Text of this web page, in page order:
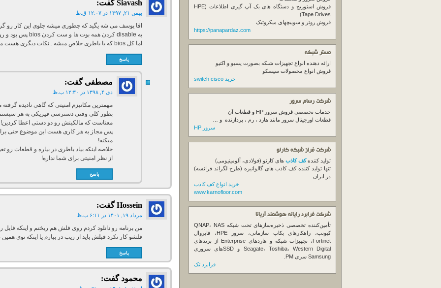
فروش استوریج و دستگاه های بک آپ گیری اطلاعات (HPE
Tape Drives)
فروش روتر و سوییچهای میکروتیک
https://panapardaz.com
مستر شبکه
ارائه دهنده انواع تجهیزات شبکه بصورت پسیو و اکتیو
فروش انواع محصولات سیسکو
خرید switch cisco
شرکت رسام سرور
خدمات تخصصی فروش سرور
قطعات اورجینال سرور مانند هارد ، رم ، پردازنده و …
سرور HP
شرکت فراز شبکه کارنو
تولید کنندهکف کاذب های کارنو (فولادی، آلومینیومی)
تنها تولید کننده کف کاذب های گالوانیزه (طرح لگراند فرانسه)
در ایران
خرید انواع کف کاذب
www.karnofloor.com
شرکت فرابرد رایانه هوشمند آریانا
تأمین‌کننده تخصصی ذخیره‌سازهای تحت شبکه QNAP، NAS
کیونپ، راهکارهای بکاپ سازمانی، سرور HPE، فایروال
Fortinet، تجهیزات شبکه و هاردهای Enterprise از برندهای
Seagate، Toshiba، Western Digital و SSDهای سروری
Samsung سری PM.
فرابرد تک
Siavash گفت:
بهمن ۲۱, ۱۳۹۷ در ۱۲:۰۷ ق.ظ
اما کل bios که با باطری خلاص میشه ..نکات دیگری هست می فرمایید؟
پاسخ
مصطفی گفت:
دی ۴, ۱۳۹۸ در ۱۲:۳۰ ب.ظ
مهمترین مکانیزم امنیتی که گاهی نادیده
بطور کلی وقتی دسترسی فیزیکی به هر سیستم
معناست که مالکیتش رو دو دستی اعطا کردین!
پس مجاز به هر کاری هست این موضوع حتی
میکنه!
خلاصه اینکه بیاد باطری در بیاره و قطعات
از نظر امنیتی برای شما نداره!
پاسخ
Hossein گفت:
مرداد ۱۹, ۱۴۰۱ در ۶:۱۱ ب.ظ
من برنامه رو دانلود کردم روی فلش هم ریختم و اینکه
فلشو کار نکرد قبلش باید از زیپ در بیارم یا اینکه توی
پاسخ
محمود گفت: